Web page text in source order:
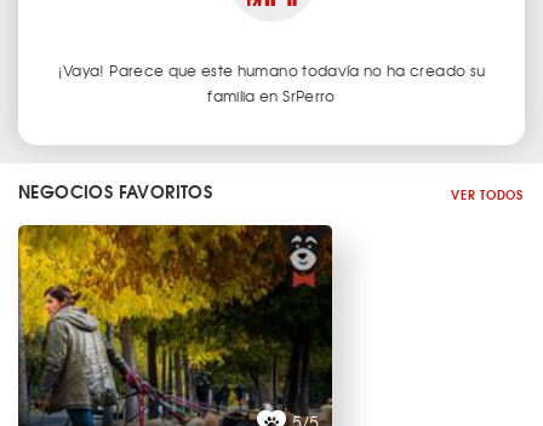
¡Vaya! Parece que este humano todavía no ha creado su
familia en SrPerro
NEGOCIOS FAVORITOS VER TODOS